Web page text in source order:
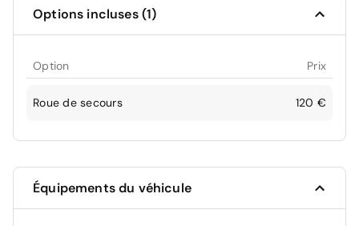
Options incluses (1)
Option Prix
Roue de secours 120 €
Équipements du véhicule